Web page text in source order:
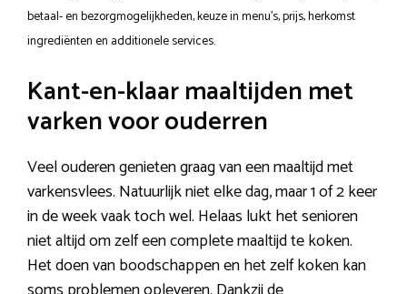
betaal- en bezorgmogelijkheden, keuze in menu’s, prijs, herkomst
ingrediënten en additionele services.
Kant-en-klaar maaltijden met
varken voor ouderren
Veel ouderen genieten graag van een maaltijd met
varkensvlees. Natuurlijk niet elke dag, maar 1 of 2 keer
in de week vaak toch wel. Helaas lukt het senioren
niet altijd om zelf een complete maaltijd te koken.
Het doen van boodschappen en het zelf koken kan